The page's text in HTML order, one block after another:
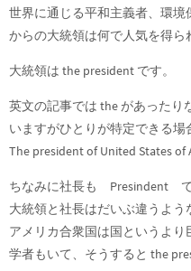
世界に通じる平和主義者、環
からの大統領は何で人気を得ら
大統領は the president です。
英文の記事では the があったり
いますがひとりが特定できる場
The president of United States
ちなみに社長も Presindent で
大統領と社長はだいぶ違うよう
アメリカ合衆国は国というよ
学者もいて、そうすると the